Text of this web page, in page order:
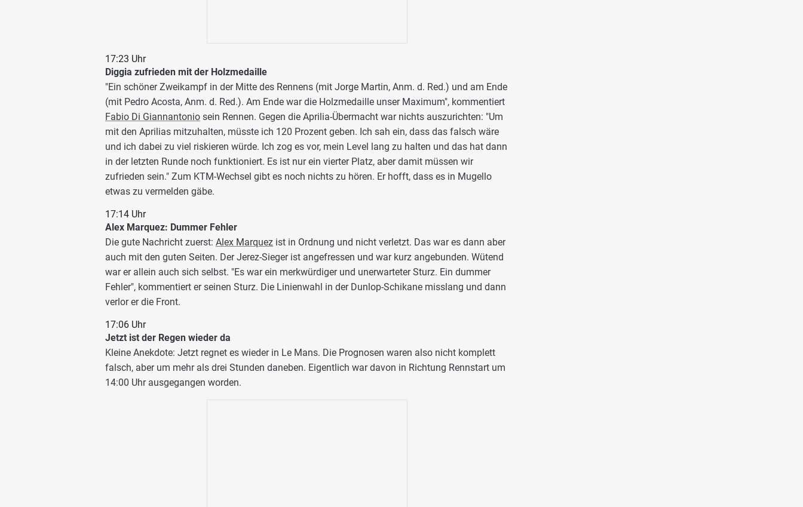
17:23 Uhr
Diggia zufrieden mit der Holzmedaille
"Ein schöner Zweikampf in der Mitte des Rennens (mit Jorge Martin, Anm. d. Red.) und am Ende
(mit Pedro Acosta, Anm. d. Red.). Am Ende war die Holzmedaille unser Maximum", kommentiert
Fabio Di Giannantonio sein Rennen. Gegen die Aprilia-Übermacht war nichts auszurichten: "Um
mit den Aprilias mitzuhalten, müsste ich 120 Prozent geben. Ich sah ein, dass das falsch wäre
und ich dabei zu viel riskieren würde. Ich zog es vor, mein Level lang zu halten und das hat dann
in der letzten Runde noch funktioniert. Es ist nur ein vierter Platz, aber damit müssen wir
zufrieden sein." Zum KTM-Wechsel gibt es noch nichts zu hören. Er hofft, dass es in Mugello
etwas zu vermelden gäbe.
17:14 Uhr
Alex Marquez: Dummer Fehler
Die gute Nachricht zuerst: Alex Marquez ist in Ordnung und nicht verletzt. Das war es dann aber
auch mit den guten Seiten. Der Jerez-Sieger ist angefressen und war kurz angebunden. Wütend
war er allein auch sich selbst. "Es war ein merkwürdiger und unerwarteter Sturz. Ein dummer
Fehler", kommentiert er seinen Sturz. Die Linienwahl in der Dunlop-Schikane misslang und dann
verlor er die Front.
17:06 Uhr
Jetzt ist der Regen wieder da
Kleine Anekdote: Jetzt regnet es wieder in Le Mans. Die Prognosen waren also nicht komplett
falsch, aber um mehr als drei Stunden daneben. Eigentlich war davon in Richtung Rennstart um
14:00 Uhr ausgegangen worden.